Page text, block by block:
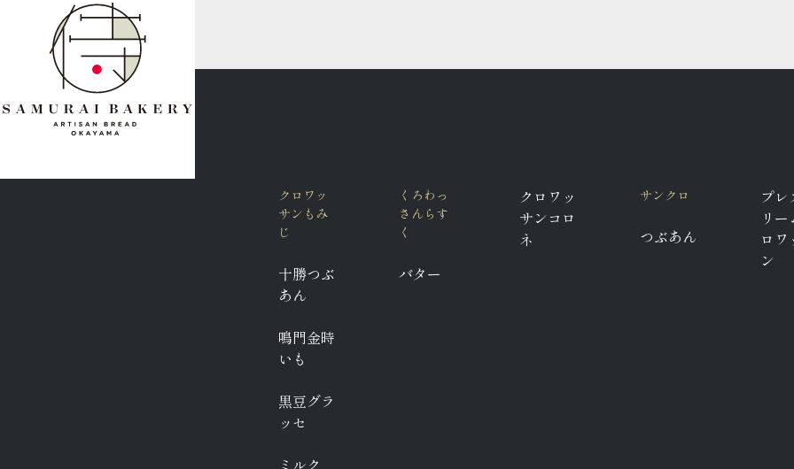
クロワッ
サンもみ
じ
十勝つぶ
あん
鳴門金時
いも
黒豆グラ
ッセ
ミルク
くろわっ
さんらす
く
バター
クロワッ
サンコロ
ネ
サンクロ
つぶあん
プレ
リ
ロワ
ン